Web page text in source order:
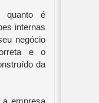
quanto é
internas
negócio
e o
da
a empresa